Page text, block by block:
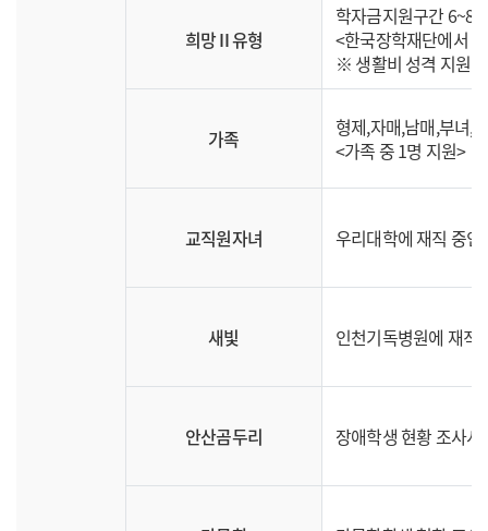
희망Ⅱ유형
학자금지원구간 6~8
<한국장학재단에서
※ 생활비 성격 지원
가족
형제,자매,남매,부녀,
<가족 중 1명 지원>
교직원자녀 우리대학에 재직 중
새빛 인천기독병원에 재직
안산곰두리 장애학생 현황 조사